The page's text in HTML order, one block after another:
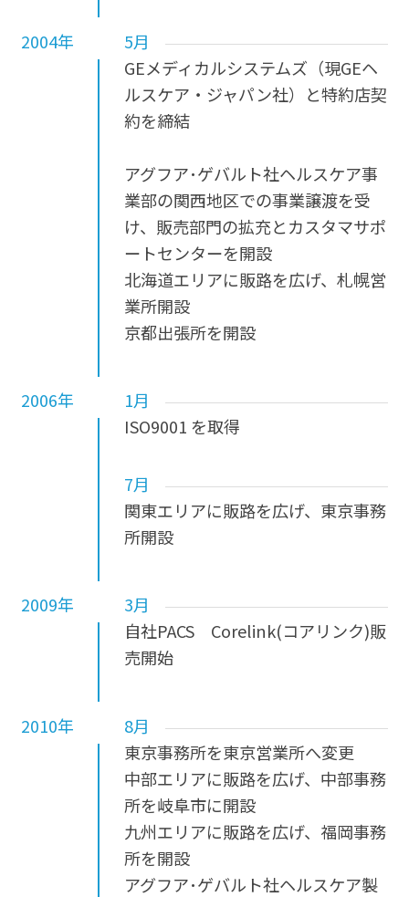
2004年
5月
GEメディカルシステムズ（現GEヘ
ルスケア・ジャパン社）と特約店契
約を締結
アグフア･ゲバルト社ヘルスケア事
業部の関西地区での事業譲渡を受
け、販売部門の拡充とカスタマサポ
ートセンターを開設
北海道エリアに販路を広げ、札幌営
業所開設
京都出張所を開設
2006年
1月
ISO9001 を取得
7月
関東エリアに販路を広げ、東京事務
所開設
2009年
3月
自社PACS Corelink(コアリンク)販
売開始
2010年
8月
東京事務所を東京営業所へ変更
中部エリアに販路を広げ、中部事務
所を岐阜市に開設
九州エリアに販路を広げ、福岡事務
所を開設
アグフア･ゲバルト社ヘルスケア製